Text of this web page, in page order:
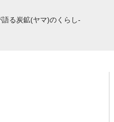
る炭鉱(ヤマ)のくらし-